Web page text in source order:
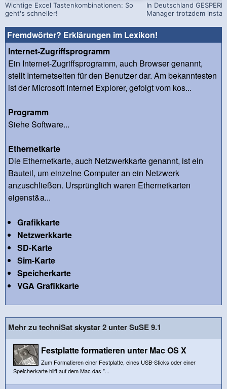
Wichtige Excel Tastenkombinationen: So
geht's schneller!
In Deutschland
Manager trotzdem
Fremdwörter? Erklärungen im Lexikon!
Internet-Zugriffsprogramm
Ein Internet-Zugriffsprogramm, auch Browser genannt,
stellt Internetseiten für den Benutzer dar. Am bekanntesten
ist der Microsoft Internet Explorer, gefolgt vom kos...
Programm
Siehe Software...
Ethernetkarte
Die Ethernetkarte, auch Netzwerkkarte genannt, ist ein
Bauteil, um einzelne Computer an ein Netzwerk
anzuschließen. Ursprünglich waren Ethernetkarten
eigenst&a...
Grafikkarte
Netzwerkkarte
SD-Karte
Sim-Karte
Speicherkarte
VGA Grafikkarte
Mehr zu techniSat skystar 2 unter SuSE 9.1
Festplatte formatieren unter Mac OS X
Zum Formatieren einer Festplatte, eines USB-Sticks oder einer
Speicherkarte hilft auf dem Mac das "...